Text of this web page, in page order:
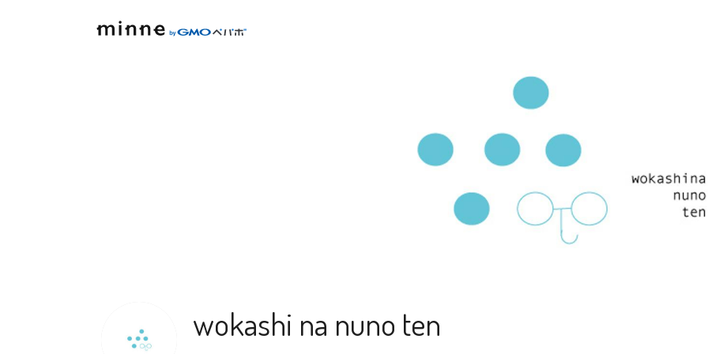
wokashi na nuno ten